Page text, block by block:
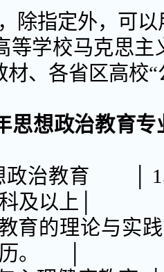
指定外，可以
等学校马克思
材、各省区高校
思想政治教育
政治教育 │
及以上│
育的理论与
历。 │